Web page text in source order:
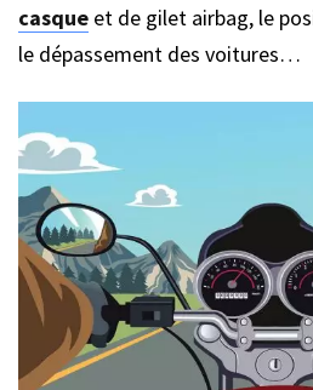
casque et de gilet airbag, le
le dépassement des voitures…